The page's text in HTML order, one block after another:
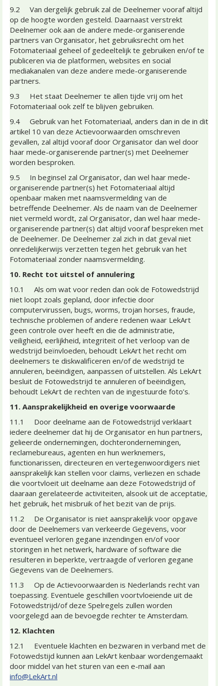
9.2 Van dergelijk gebruik zal de Deelnemer vooraf altijd
op de hoogte worden gesteld. Daarnaast verstrekt
Deelnemer ook aan de andere mede-organiserende
partners van Organisator, het gebruiksrecht om het
Fotomateriaal geheel of gedeeltelijk te gebruiken en/of te
publiceren via de platformen, websites en social
mediakanalen van deze andere mede-organiserende
partners.
9.3 Het staat Deelnemer te allen tijde vrij om het
Fotomateriaal ook zelf te blijven gebruiken.
9.4 Gebruik van het Fotomateriaal, anders dan in de in dit
artikel 10 van deze Actievoorwaarden omschreven
gevallen, zal altijd vooraf door Organisator dan wel door
haar mede-organiserende partner(s) met Deelnemer
worden besproken.
9.5 In beginsel zal Organisator, dan wel haar mede-
organiserende partner(s) het Fotomateriaal altijd
openbaar maken met naamsvermelding van de
betreffende Deelnemer. Als de naam van de Deelnemer
niet vermeld wordt, zal Organisator, dan wel haar mede-
organiserende partner(s) dat altijd vooraf bespreken met
de Deelnemer. De Deelnemer zal zich in dat geval niet
onredelijkerwijs verzetten tegen het gebruik van het
Fotomateriaal zonder naamsvermelding.
10. Recht tot uitstel of annulering
10.1 Als om wat voor reden dan ook de Fotowedstrijd
niet loopt zoals gepland, door infectie door
computervirussen, bugs, worms, trojan horses, fraude,
technische problemen of andere redenen waar LekArt
geen controle over heeft en die de administratie,
veiligheid, eerlijkheid, integriteit of het verloop van de
wedstrijd beïnvloeden, behoudt LekArt het recht om
deelnemers te diskwalificeren en/of de wedstrijd te
annuleren, beëindigen, aanpassen of uitstellen. Als LekArt
besluit de Fotowedstrijd te annuleren of beëindigen,
behoudt LekArt de rechten van de ingestuurde foto’s.
11. Aansprakelijkheid en overige voorwaarde
11.1 Door deelname aan de Fotowedstrijd verklaart
iedere deelnemer dat hij de Organisator en hun partners,
gelieerde ondernemingen, dochterondernemingen,
reclamebureaus, agenten en hun werknemers,
functionarissen, directeuren en vertegenwoordigers niet
aansprakelijk kan stellen voor claims, verliezen en schade
die voortvloeit uit deelname aan deze Fotowedstrijd of
daaraan gerelateerde activiteiten, alsook uit de acceptatie,
het gebruik, het misbruik of het bezit van de prijs.
11.2 De Organisator is niet aansprakelijk voor opgave
door de Deelnemers van verkeerde Gegevens, voor
eventueel verloren gegane inzendingen en/of voor
storingen in het netwerk, hardware of software die
resulteren in beperkte, vertraagde of verloren gegane
Gegevens van de Deelnemers.
11.3 Op de Actievoorwaarden is Nederlands recht van
toepassing. Eventuele geschillen voortvloeiende uit de
Fotowedstrijd/of deze Spelregels zullen worden
voorgelegd aan de bevoegde rechter te Amsterdam.
12. Klachten
12.1 Eventuele klachten en bezwaren in verband met de
Fotowedstijd kunnen aan LekArt kenbaar wordengemaakt
door middel van het sturen van een e-mail aan
info@LekArt.nl